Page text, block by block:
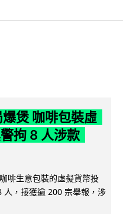
煲 咖啡包裝虛
拘 8 人涉款
啡生意包裝的虛擬貨幣投
，接獲逾 200 宗舉報，涉